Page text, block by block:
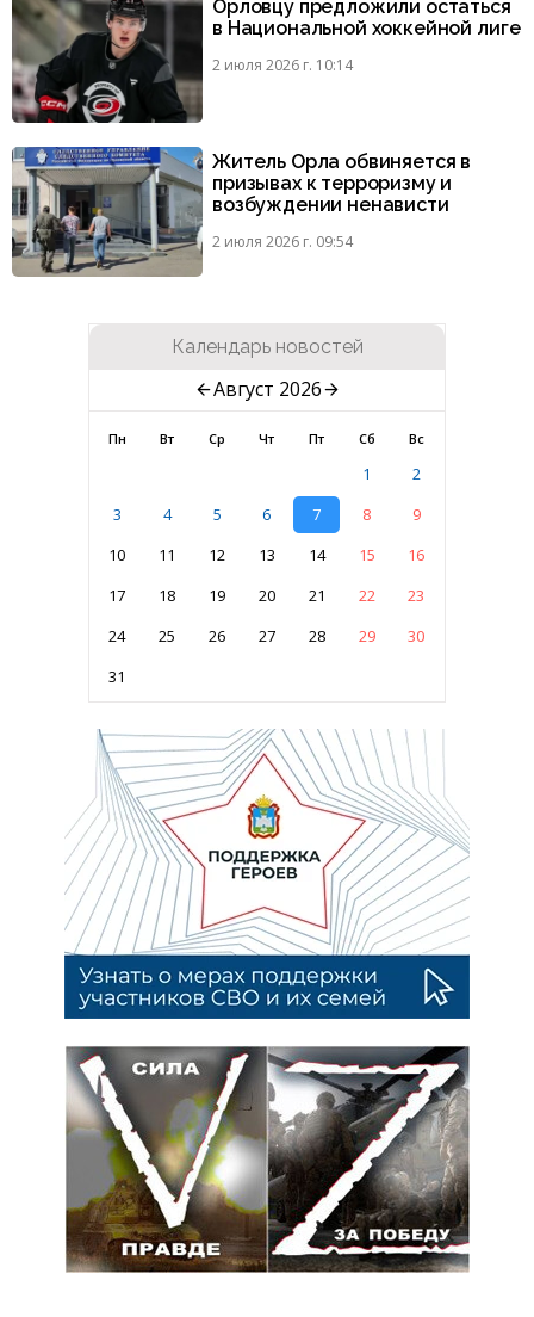
Орловцу предложили остаться
в Национальной хоккейной лиге
2 июля 2026 г. 10:14
Житель Орла обвиняется в
призывах к терроризму и
возбуждении ненависти
2 июля 2026 г. 09:54
Календарь новостей
Август 2026
Пн Вт Ср Чт Пт Сб Вс
1
2
3
4 5 6 7 8
9
10
11 12 13 14 15
16
17
18 19 20 21 22
23
24
25 26 27 28 29
30
31